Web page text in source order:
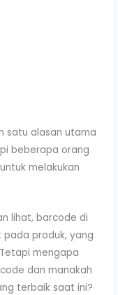
satu alasan utama
beberapa orang
melakukan
lihat, barcode di
produk, yang
mengapa
dan manakah
terbaik saat ini?